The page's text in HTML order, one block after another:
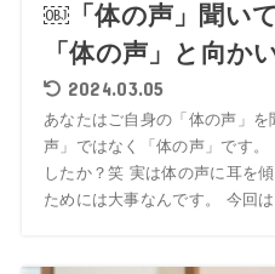
￼「体の声」聞い
「体の声」と向か
2024.03.05
あなたはご自身の「体の声」
声」ではなく「体の声」です。
したか？笑 実は体の声に耳を
ためには大事なんです。 今回